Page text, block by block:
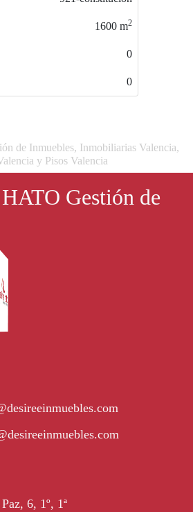
2
de Inmuebles, Inmobiliarias Valencia,
y Pisos Valencia
Gestión de
6, 1º, 1ª